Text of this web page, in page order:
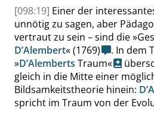
[098:19] Einer der
unnötig zu sagen, aber
vertraut zu sein – sind die»
D’Alembert«(1769)
. In dem
»D’Alemberts Traum«
gleich in die Mitte einer
Bildsamkeitstheorie hinein:
spricht im Traum von der